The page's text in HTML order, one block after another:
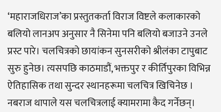
‘महाराजधिराज’का प्रस्तुतकर्ता विराज विष्टले कलाकारको
बलियो लानअप अनुसार नै सिनेमा पनि बलियो बजाउने उनले
प्रस्ट पारे। चलचित्रको छायांकन सुनसरीको श्रीलंका टापुबाट
सुरु हुनेछ। त्यसपछि काठमाडौं, भक्तपुर र कीर्तिपुरका विभिन्न
ऐतिहासिक तथा सुन्दर स्थानहरूमा चलचित्र खिचिनेछ ।
नबराज थापाले यस चलचित्रलाई क्यामरामा कैद गर्नेछन्।